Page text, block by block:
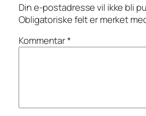
Din e-postadresse vil ikke bli
Obligatoriske felt er merket
Kommentar*